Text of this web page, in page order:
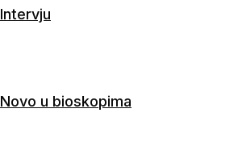
Intervju
Novo u bioskopima